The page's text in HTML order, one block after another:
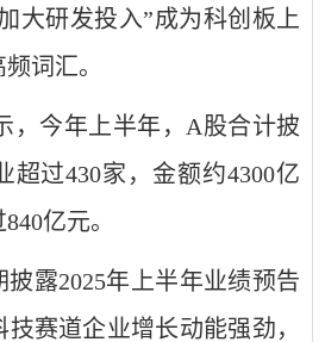
大研发投入”成为科创板上
词汇。
，今年上半年，A股合计披
超过430家，金额约4300亿
亿元。
披露2025年上半年业绩预告
赛道企业增长动能强劲，